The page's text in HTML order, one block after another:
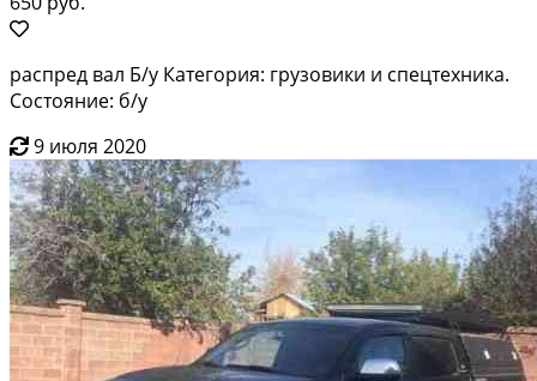
распред вал Б/у Категория: грузовики и спецтехника.
Состояние: б/у
9 июля 2020